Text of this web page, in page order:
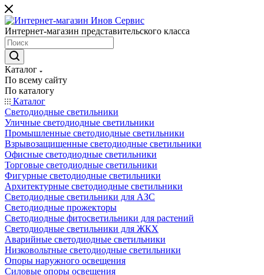
Интернет-магазин представительского класса
Каталог
По всему сайту
По каталогу
Каталог
Светодиодные светильники
Уличные светодиодные светильники
Промышленные светодиодные светильники
Взрывозащищенные светодиодные светильники
Офисные светодиодные светильники
Торговые светодиодные светильники
Фигурные светодиодные светильники
Архитектурные светодиодные светильники
Светодиодные светильники для АЗС
Светодиодные прожекторы
Светодиодные фитосветильники для растений
Светодиодные светильники для ЖКХ
Аварийные светодиодные светильники
Низковольтные светодиодные светильники
Опоры наружного освещения
Силовые опоры освещения